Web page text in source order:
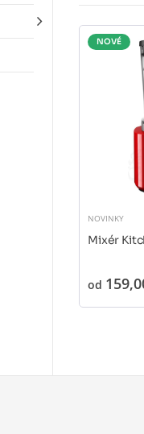
NOVÉ
NOVINKY
Mixér
od